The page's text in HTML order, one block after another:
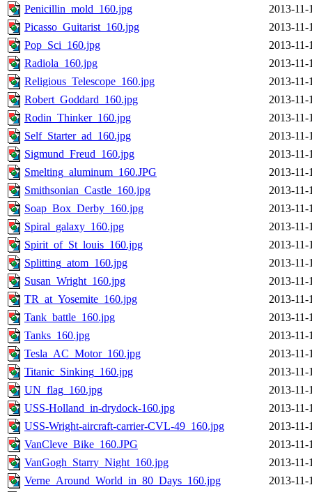
Penicillin_mold_160.jpg
2013-11-
Picasso_Guitarist_160.jpg
2013-11-
Pop_Sci_160.jpg
2013-11-
Radiola_160.jpg
2013-11-
Religious_Telescope_160.jpg
2013-11-
Robert_Goddard_160.jpg
2013-11-
Rodin_Thinker_160.jpg
2013-11-
Self_Starter_ad_160.jpg
2013-11-
Sigmund_Freud_160.jpg
2013-11-
Smelting_aluminum_160.JPG
2013-11-
Smithsonian_Castle_160.jpg
2013-11-
Soap_Box_Derby_160.jpg
2013-11-
Spiral_galaxy_160.jpg
2013-11-
Spirit_of_St_louis_160.jpg
2013-11-
Splitting_atom_160.jpg
2013-11-
Susan_Wright_160.jpg
2013-11-
TR_at_Yosemite_160.jpg
2013-11-
Tank_battle_160.jpg
2013-11-
Tanks_160.jpg
2013-11-
Tesla_AC_Motor_160.jpg
2013-11-
Titanic_Sinking_160.jpg
2013-11-
UN_flag_160.jpg
2013-11-
USS-Holland_in-drydock-160.jpg
2013-11-
USS-Wright-aircraft-carrier-CVL-49_160.jpg
2013-11-
VanCleve_Bike_160.JPG
2013-11-
VanGogh_Starry_Night_160.jpg
2013-11-
Verne_Around_World_in_80_Days_160.jpg
2013-11-